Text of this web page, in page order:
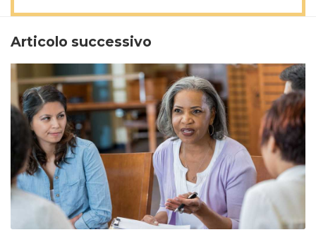
Articolo successivo